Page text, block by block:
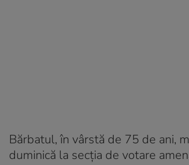
Bărbatul, în vârstă de 75 de ani,
duminică la secția de votare